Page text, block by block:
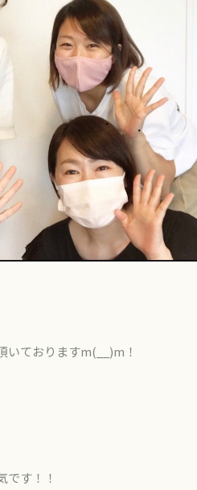
いておりますm(__)m！
です！！